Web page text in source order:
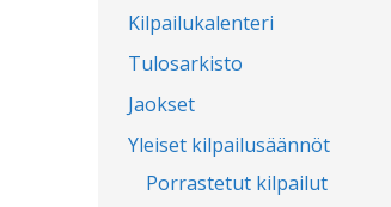
Kilpailukalenteri
Tulosarkisto
Jaokset
Yleiset kilpailusäännöt
Porrastetut kilpailut